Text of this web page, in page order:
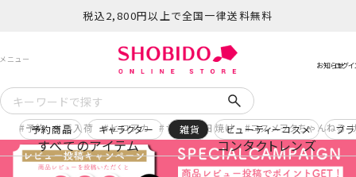
税込2,800円以上で全国一律送料無料
予約 再入荷 ヒロアカ サンリオ日焼け コスメヲタちゃんねる
すべてのアイテム コンタクトレンズ
予約商品 キャラクター 雑貨 ビューティーコスメ ブ